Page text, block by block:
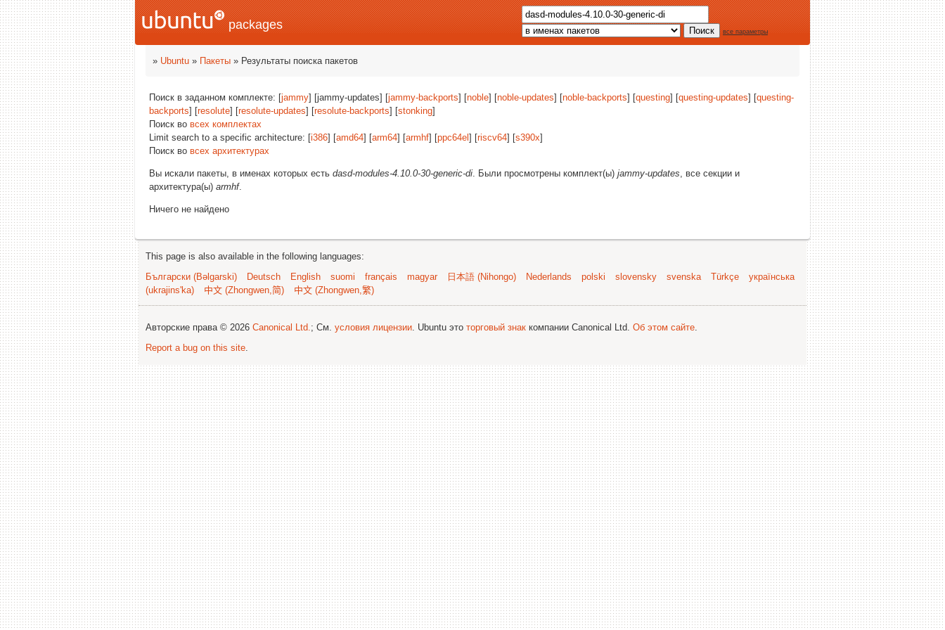
packages все параметры
» Ubuntu » Пакеты » Результаты поиска пакетов
Поиск в заданном комплекте: [jammy] [jammy-updates] [jammy-backports] [noble] [noble-updates] [noble-backports] [questing] [questing-updates] [questing-
backports] [resolute] [resolute-updates] [resolute-backports] [stonking]
Поиск во всех комплектах
Limit search to a specific architecture: [i386] [amd64] [arm64] [armhf] [ppc64el ] [riscv64] [s390x]
Поиск во всех архитектурах
Вы искали пакеты, в именах которых есть dasd-modules-4.10.0-30-generic-di. Были просмотрены комплект(ы) jammy-updates, все секции и
архитектура(ы) armhf.
Ничего не найдено
This page is also available in the following languages:
Български (Bəlgarski)
Deutsch English suomi français magyar 日本語 (Nihongo) Nederlands polski slovensky svenska Türkçe
українська
(ukrajins'ka)
中文 (Zhongwen,简) 中文 (Zhongwen,繁)
Авторские права © 2026 Canonical Ltd.; См. условия лицензии. Ubuntu это торговый знак компании Canonical Ltd. Об этом сайте.
Report a bug on this site.